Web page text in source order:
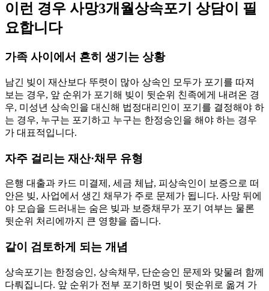
이런 경우 사망3개월상속포기 상담이 필
요합니다
가족 사이에서 흔히 생기는 상황
남긴 빚이 재산보다 뚜렷이 많아 상속인 모두가 포기를 따져
보는 경우, 앞 순위가 포기해 빚이 뒷순위 친족에게 내려온 경
우, 미성년 상속인을 대신해 법정대리인이 포기를 결정해야 하
는 경우, 누구는 포기하고 누구는 한정승인을 해야 하는 경우
가 대표적입니다.
자주 걸리는 재산·채무 유형
은행 대출과 카드 미결제, 세금 체납, 피상속인이 보증으로 떠
안은 빚, 사업에서 생긴 채무가 주로 문제가 됩니다. 사망 뒤에
야 모습을 드러내는 숨은 빚과 보증채무가 포기 여부는 물론
뒷순위 처리에까지 큰 영향을 줍니다.
같이 검토하게 되는 개념
상속포기는 한정승인, 상속채무, 단순승인 문제와 맞물려 함께
다뤄집니다. 앞 순위가 전부 포기하면 빚이 뒷순위로 옮겨 가